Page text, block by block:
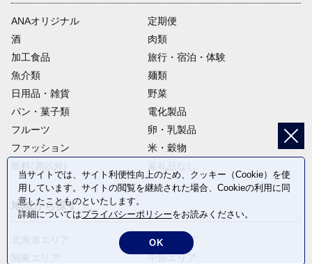
ANAオリジナル
定期便
酒
肉類
加工食品
旅行・宿泊・体験
魚介類
麺類
日用品・雑貨
野菜
パン・菓子類
電化製品
フルーツ
卵・乳製品
ファッション
米・穀物
地域から探す
東北エリア
中部エリア
当サイトでは、サイト利便性向上のため、クッキー（Cookie）を使
用しています。サイトの閲覧を継続された場合、Cookieの利用に同
意したことものといたします。
詳細についてはプライバシーポリシーをお読みください。
OK